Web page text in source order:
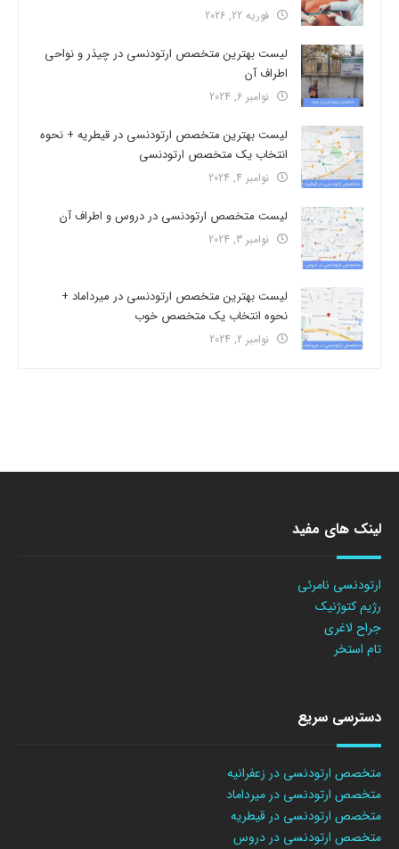
فوریه 22, 2026
لیست بهترین متخصص ارتودنسی در چیذر و نواحی
اطراف آن
نوامبر 6, 2024
لیست بهترین متخصص ارتودنسی در قیطریه + نحوه
انتخاب یک متخصص ارتودنسی
نوامبر 4, 2024
لیست متخصص ارتودنسی در دروس و اطراف آن
نوامبر 3, 2024
لیست بهترین متخصص ارتودنسی در میرداماد +
نحوه انتخاب یک متخصص خوب
نوامبر 2, 2024
لینک های مفید
ارتودنسی نامرئی
رژیم کتوژنیک
جراح لاغری
تام استخر
دسترسی سریع
متخصص ارتودنسی در زعفرانیه
متخصص ارتودنسی در میرداماد
متخصص ارتودنسی در قیطریه
متخصص ارتودنسی در دروس